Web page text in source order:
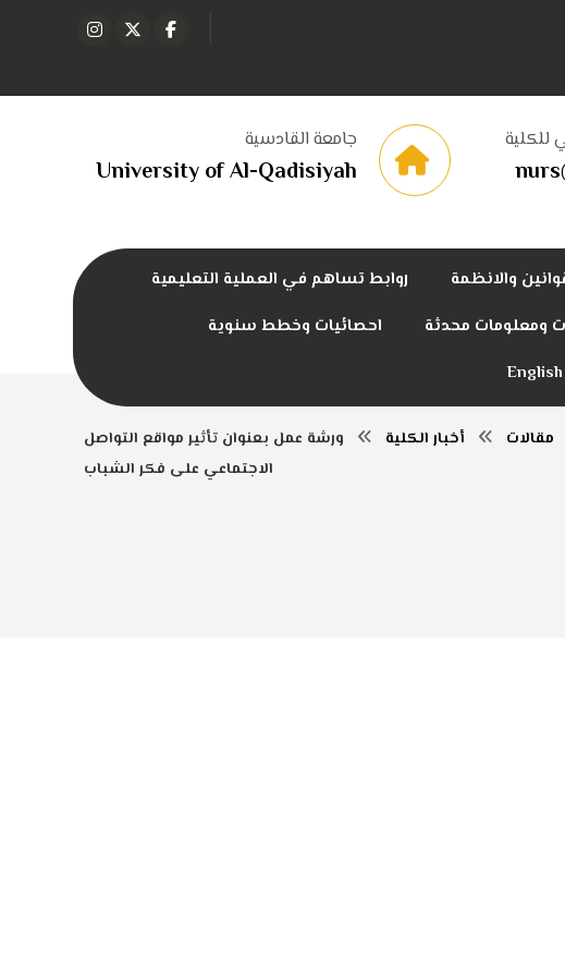
جامعة القادسية
University of Al-Qadisiyah
للكلية
والانظمة
روابط تساهم في العملية التعليمية
ومعلومات محدثة
احصائيات وخطط سنوية
English
مقالات أخبار الكلية
ورشة عمل بعنوان تأثير مواقع التواصل
الاجتماعي على فكر الشباب